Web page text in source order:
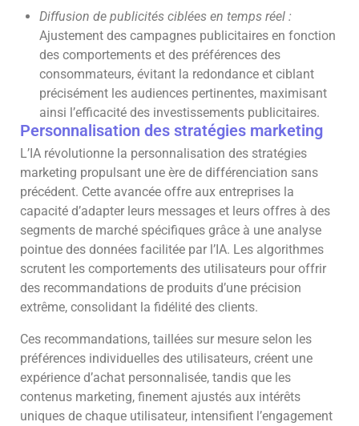
Diffusion de publicités ciblées en temps réel :
Ajustement des campagnes publicitaires en fonction
des comportements et des préférences des
consommateurs, évitant la redondance et ciblant
précisément les audiences pertinentes, maximisant
ainsi l’efficacité des investissements publicitaires.
Personnalisation des stratégies marketing
L’IA révolutionne la personnalisation des stratégies
marketing propulsant une ère de différenciation sans
précédent. Cette avancée offre aux entreprises la
capacité d’adapter leurs messages et leurs offres à des
segments de marché spécifiques grâce à une analyse
pointue des données facilitée par l’IA. Les algorithmes
scrutent les comportements des utilisateurs pour offrir
des recommandations de produits d’une précision
extrême, consolidant la fidélité des clients.
Ces recommandations, taillées sur mesure selon les
préférences individuelles des utilisateurs, créent une
expérience d’achat personnalisée, tandis que les
contenus marketing, finement ajustés aux intérêts
uniques de chaque utilisateur, intensifient l’engagement